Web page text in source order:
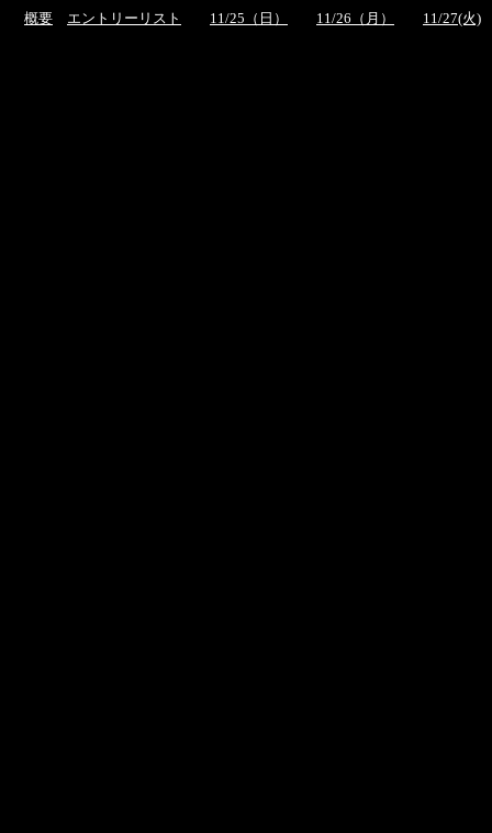
概要 エントリーリスト 11/25（日） 11/26（月） 11/27(火)